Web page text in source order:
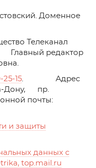
Доменное
Телеканал
редактор
15. Адрес
Дону, пр.
почты:
и защиты
данных с
top.mail.ru